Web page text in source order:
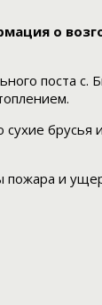
о
поста
и